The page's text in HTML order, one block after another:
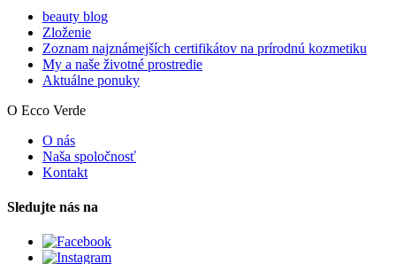
beauty blog
Zloženie
Zoznam najznámejších certifikátov na prírodnú kozmetiku
My a naše životné prostredie
Aktuálne ponuky
O Ecco Verde
O nás
Naša spoločnosť
Kontakt
Sledujte nás na